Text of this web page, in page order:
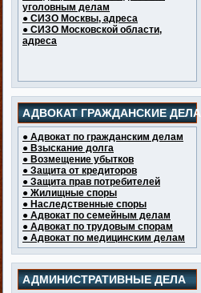
уголовным делам
● СИЗО Москвы, адреса
● СИЗО Московской области,
адреса
АДВОКАТ ГРАЖДАНСКИЕ ДЕЛА
● Адвокат по гражданским делам
● Взыскание долга
● Возмещение убытков
● Защита от кредиторов
● Защита прав потребителей
● Жилищные споры
● Наследственные споры
● Адвокат по семейным делам
● Адвокат по трудовым спорам
● Адвокат по медицинским делам
АДМИНИСТРАТИВНЫЕ ДЕЛА